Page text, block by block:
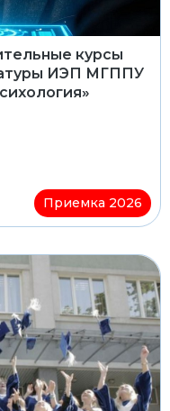
курсы
ИЭП МГППУ
Приемка 2026